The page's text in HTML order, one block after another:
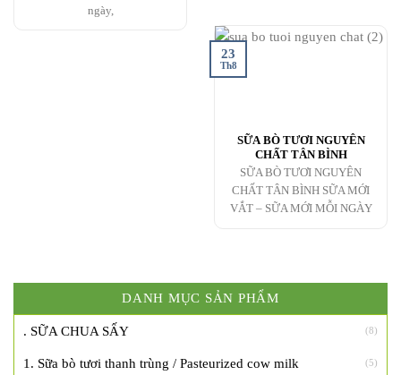
ngày,
SỮA BÒ TƯƠI NGUYÊN
CHẤT TÂN BÌNH
SỮA BÒ TƯƠI NGUYÊN
CHẤT TÂN BÌNH SỮA MỚI
VẮT – SỮA MỚI MỖI NGÀY
23
Th8
DANH MỤC SẢN PHẨM
. SỮA CHUA SẤY (8)
1. Sữa bò tươi thanh trùng / Pasteurized cow milk (5)